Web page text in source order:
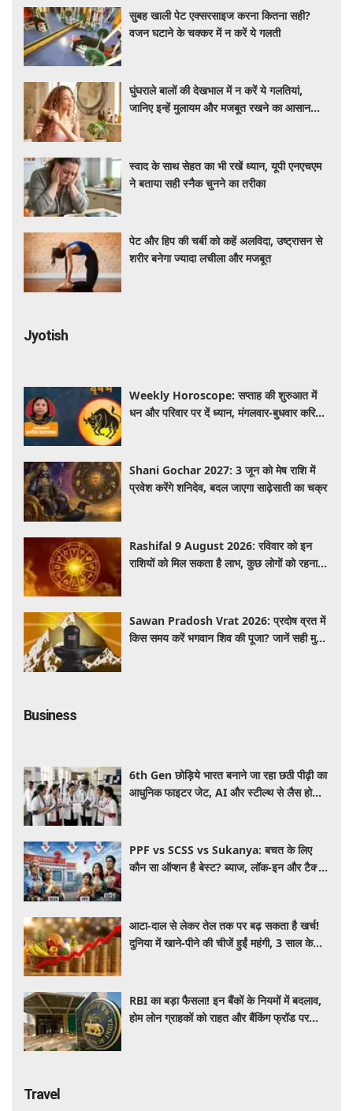
सुबह खाली पेट एक्सरसाइज करना कितना सही?
वजन घटाने के चक्कर में न करें ये गलती
घुंघराले बालों की देखभाल में न करें ये गलतियां,
जानिए इन्हें मुलायम और मजबूत रखने का आसान
स्वाद के साथ सेहत का भी रखें ध्यान, यूपी एनएचएम
ने बताया सही स्नैक चुनने का तरीका
पेट और हिप की चर्बी को कहें अलविदा, उष्ट्रासन से
शरीर बनेगा ज्यादा लचीला और मजबूत
Jyotish
Weekly Horoscope: सप्ताह की शुरुआत में
धन और परिवार पर दें ध्यान, मंगलवार-बुधवार करियर
Shani Gochar 2027: 3 जून को मेष राशि में
प्रवेश करेंगे शनिदेव, बदल जाएगा साढ़ेसाती का चक्र
Rashifal 9 August 2026: रविवार को इन
राशियों को मिल सकता है लाभ, कुछ लोगों को रहना
Sawan Pradosh Vrat 2026: प्रदोष व्रत में
किस समय करें भगवान शिव की पूजा? जानें सही मुहूर्त
Business
6th Gen छोड़िये भारत बनाने जा रहा छठी पीढ़ी का
आधुनिक फाइटर जेट, AI और स्टील्थ से लैस होगा
PPF vs SCSS vs Sukanya: बचत के लिए
कौन सा ऑप्शन है बेस्ट? ब्याज, लॉक-इन और टैक्स
आटा-दाल से लेकर तेल तक पर बढ़ सकता है खर्च!
दुनिया में खाने-पीने की चीजें हुईं महंगी, 3 साल के
RBI का बड़ा फैसला! इन बैंकों के नियमों में बदलाव,
होम लोन ग्राहकों को राहत और बैंकिंग फ्रॉड पर
Travel